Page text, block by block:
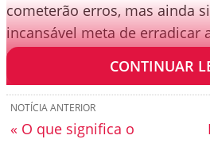
cometerão erros, mas ainda
incansável meta de erradicar
graves no trânsito brasileiro.
CONTINUAR
NOTÍCIA ANTERIOR
« O que significa o